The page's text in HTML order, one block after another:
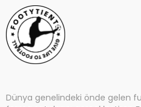
Dünya genelindeki önde gelen